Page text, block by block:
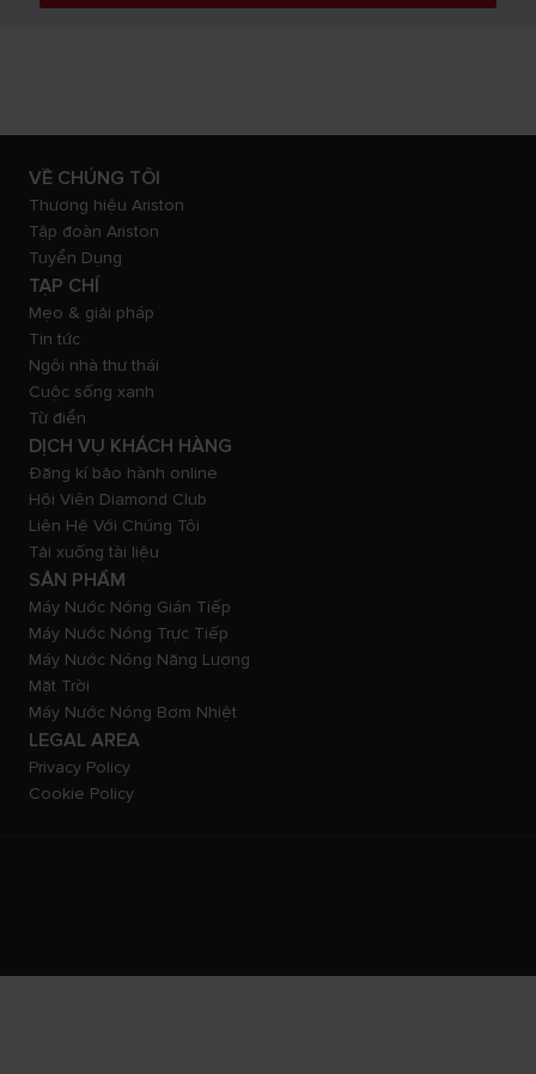
VỀ CHÚNG TÔI
Thương hiệu Ariston
Tập đoàn Ariston
Tuyển Dụng
TẠP CHÍ
Mẹo & giải pháp
Tin tức
Ngôi nhà thư thái
Cuộc sống xanh
Từ điển
DỊCH VỤ KHÁCH HÀNG
Đăng kí bảo hành online
Hội Viên Diamond Club
Liên Hệ Với Chúng Tôi
Tải xuống tài liệu
SẢN PHẨM
Máy Nước Nóng Gián Tiếp
Máy Nước Nóng Trực Tiếp
Máy Nước Nóng Năng Lượng
Mặt Trời
Máy Nước Nóng Bơm Nhiệt
LEGAL AREA
Privacy Policy
Cookie Policy